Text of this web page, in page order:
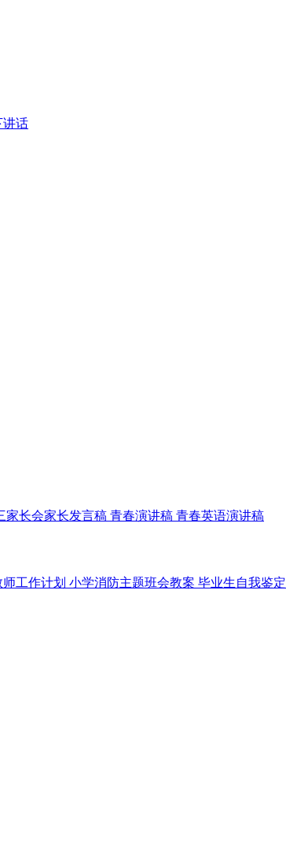
讲话
家长会家长发言稿 青春演讲稿 青春英语演讲稿
师工作计划 小学消防主题班会教案 毕业生自我鉴定